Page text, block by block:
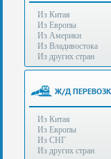
Таможенное
оформление
грузов
аэропортах
Москвы
Шереметьево,
Внуково,
также
Из Китая
Из Европы
Из Америки
Из Владивостока
Из других стран
Ж/Д
Из Китая
Из Европы
Из СНГ
Из других стран